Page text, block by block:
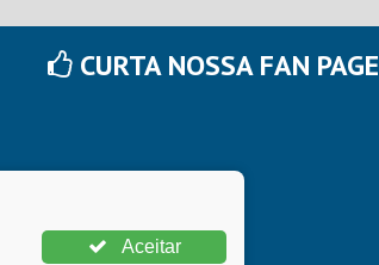
CURTA NOSSA FAN PAGE
Aceitar